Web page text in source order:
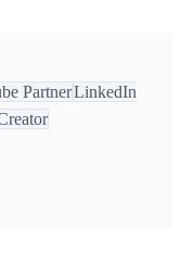
PartnerLinkedIn